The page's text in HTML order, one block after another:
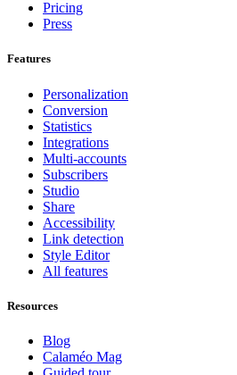
Pricing
Press
Features
Personalization
Conversion
Statistics
Integrations
Multi-accounts
Subscribers
Studio
Share
Accessibility
Link detection
Style Editor
All features
Resources
Blog
Calaméo Mag